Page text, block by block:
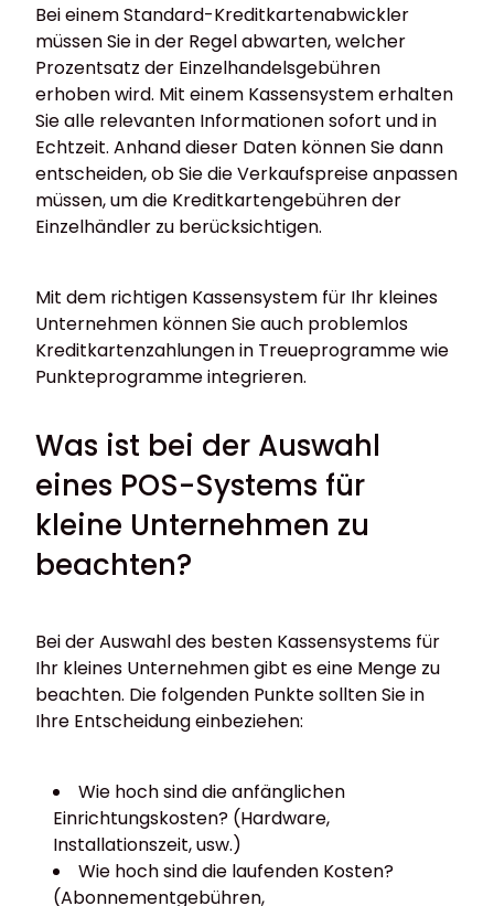
Bei einem Standard-Kreditkartenabwickler
müssen Sie in der Regel abwarten, welcher
Prozentsatz der Einzelhandelsgebühren
erhoben wird. Mit einem Kassensystem erhalten
Sie alle relevanten Informationen sofort und in
Echtzeit. Anhand dieser Daten können Sie dann
entscheiden, ob Sie die Verkaufspreise anpassen
müssen, um die Kreditkartengebühren der
Einzelhändler zu berücksichtigen.
Mit dem richtigen Kassensystem für Ihr kleines
Unternehmen können Sie auch problemlos
Kreditkartenzahlungen in Treueprogramme wie
Punkteprogramme integrieren.
Was ist bei der Auswahl
eines POS-Systems für
kleine Unternehmen zu
beachten?
Bei der Auswahl des besten Kassensystems für
Ihr kleines Unternehmen gibt es eine Menge zu
beachten. Die folgenden Punkte sollten Sie in
Ihre Entscheidung einbeziehen:
Wie hoch sind die anfänglichen
Einrichtungskosten? (Hardware,
Installationszeit, usw.)
Wie hoch sind die laufenden Kosten?
(Abonnementgebühren,